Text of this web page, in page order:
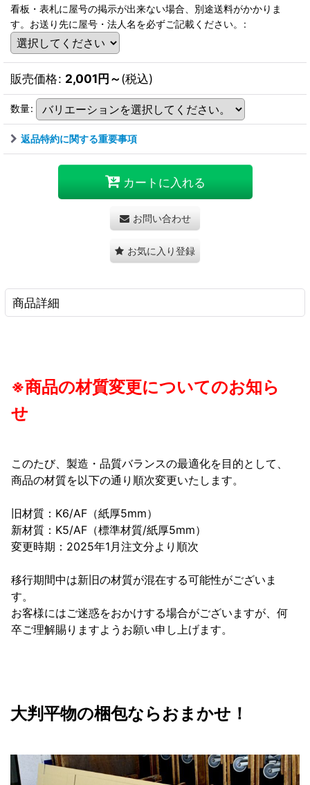
看板・表札に屋号の掲示が出来ない場合、別途送料がかかりま
す。お送り先に屋号・法人名を必ずご記載ください。
:
販売価格: 2,001円～(税込)
数量:
返品特約に関する重要事項
カートに入れる
お問い合わせ
お気に入り登録
商品詳細
※商品の材質変更についてのお知ら
せ
このたび、製造・品質バランスの最適化を目的として、
商品の材質を以下の通り順次変更いたします。
旧材質：K6/AF（紙厚5mm）
新材質：K5/AF（標準材質/紙厚5mm）
変更時期：2025年1月注文分より順次
移行期間中は新旧の材質が混在する可能性がございま
す。
お客様にはご迷惑をおかけする場合がございますが、何
卒ご理解賜りますようお願い申し上げます。
大判平物の梱包ならおまかせ！